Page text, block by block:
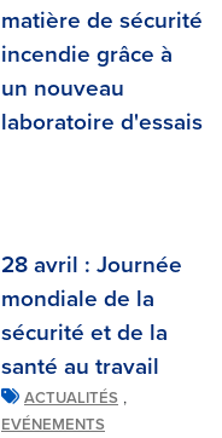
matière de sécurité
incendie grâce à
un nouveau
laboratoire d'essais
28 avril : Journée
mondiale de la
sécurité et de la
santé au travail
ACTUALITÉS ,
EVÉNEMENTS